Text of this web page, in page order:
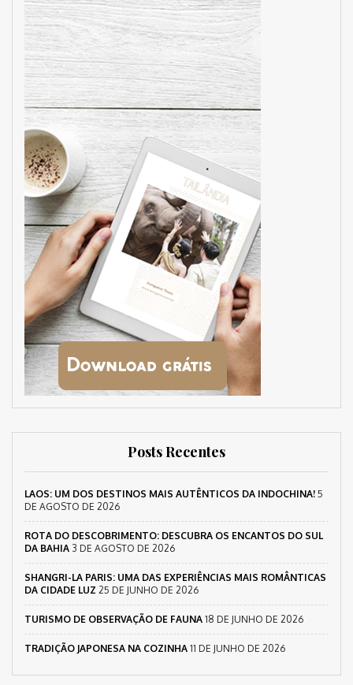
Posts Recentes
LAOS: UM DOS DESTINOS MAIS AUTÊNTICOS DA INDOCHINA! 5
DE AGOSTO DE 2026
ROTA DO DESCOBRIMENTO: DESCUBRA OS ENCANTOS DO SUL
DA BAHIA 3 DE AGOSTO DE 2026
SHANGRI-LA PARIS: UMA DAS EXPERIÊNCIAS MAIS ROMÂNTICAS
DA CIDADE LUZ 25 DE JUNHO DE 2026
TURISMO DE OBSERVAÇÃO DE FAUNA 18 DE JUNHO DE 2026
TRADIÇÃO JAPONESA NA COZINHA 11 DE JUNHO DE 2026